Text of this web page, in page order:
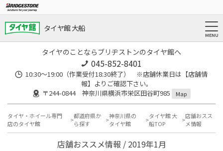
タイヤ館 大船
タイヤのことならブリヂストンのタイヤ館へ
045-852-8401
10:30～19:00（作業受付18:30終了） ※店舗休業日は【店舗情
報】よりご確認下さい。
〒244-0844 神奈川県横浜市栄区田谷町985
Map
タイヤ・ホイール専門
店のタイヤ館
都道府県か
ら探す
神奈川県の
タイヤ館
タイヤ館 大
船TOP
店舗おスス
メ情報
店舗おススメ情報 / 2019年1月